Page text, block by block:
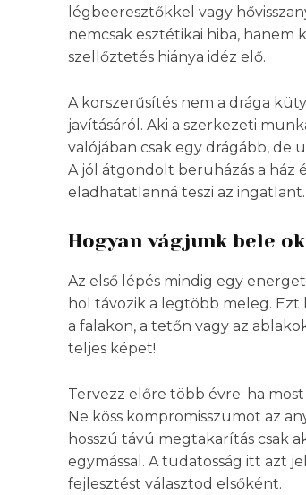
légbeeresztőkkel vagy
nemcsak esztétikai hiba, hanem
szellőztetés hiánya idéz elő.
A korszerűsítés nem a drága
javításáról. Aki a szerkezeti
valójában csak egy drágább,
A jól átgondolt beruházás a ház
eladhatatlanná teszi az ingatlant.
Hogyan vágjunk bele
Az első lépés mindig egy
hol távozik a legtöbb meleg.
a falakon, a tetőn vagy az
teljes képet!
Tervezz előre több évre: ha
Ne köss kompromisszumot az
hosszú távú megtakarítás csak
egymással. A tudatosság itt azt
fejlesztést választod elsőként.